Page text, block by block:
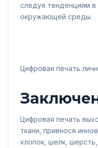
следуя тенденциям в
окружающей среды.
Цифровая печать
Цифровая печать
ткани, привнося
хлопок, шелк,